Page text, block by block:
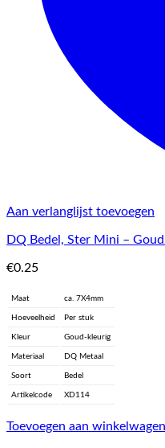
Aan verlanglijst toevoegen
DQ Bedel, Ster Mini –
€0.25
Maat ca. 7X4mm
Hoeveelheid Per stuk
Kleur Goud-kleurig
Materiaal DQ Metaal
Soort Bedel
Artikelcode XD114
Toevoegen aan winkelwagen